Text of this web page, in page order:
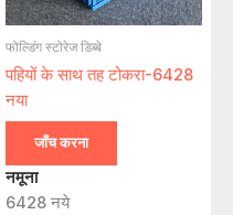
फोल्डिंग स्टोरेज डिब्बे
पहियों के साथ तह टोकरा-6428
नया
जाँच करना
नमूना
6428 नये